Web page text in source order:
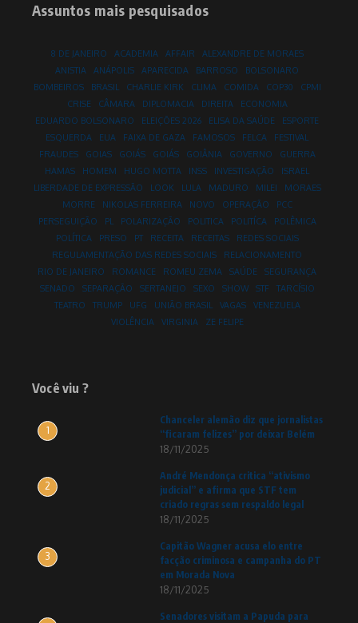
Assuntos mais pesquisados
8 DE JANEIRO ACADEMIA AFFAIR
ALEXANDRE DE MORAES
ANISTIA
ANÁPOLIS APARECIDA BARROSO
BOLSONARO
BOMBEIROS
BRASIL CHARLIE KIRK CLIMA COMIDA COP30
CPMI
CRISE
CÂMARA DIPLOMACIA DIREITA
ECONOMIA
EDUARDO BOLSONARO
ELEIÇÕES 2026 ELISA DA SAÚDE
ESPORTE
ESQUERDA
EUA FAIXA DE GAZA FAMOSOS FELCA
FESTIVAL
FRAUDES
GOIAS GOIÁS GOIÁS GOIÂNIA GOVERNO
GUERRA
HAMAS
HOMEM HUGO MOTTA INSS INVESTIGAÇÃO
ISRAEL
LIBERDADE DE EXPRESSÃO
LOOK LULA MADURO MILEI
MORAES
MORRE
NIKOLAS FERREIRA NOVO OPERAÇÃO
PCC
PERSEGUIÇÃO
PL POLARIZAÇÃO POLITICA POLITÍCA
POLÊMICA
POLÍTICA
PRESO PT RECEITA RECEITAS
REDES SOCIAIS
REGULAMENTAÇÃO DAS REDES SOCIAIS
RELACIONAMENTO
RIO DE JANEIRO
ROMANCE ROMEU ZEMA SAÚDE
SEGURANÇA
SENADO
SEPARAÇÃO SERTANEJO SEXO SHOW STF
TARCÍSIO
TEATRO
TRUMP UFG UNIÃO BRASIL VAGAS
VENEZUELA
VIOLÊNCIA
VIRGINIA ZE FELIPE
Você viu ?
1
Chanceler alemão diz que jornalistas
“ficaram felizes” por deixar Belém
18/11/2025
2
André Mendonça critica “ativismo
judicial” e afirma que STF tem
criado regras sem respaldo legal
18/11/2025
3
Capitão Wagner acusa elo entre
facção criminosa e campanha do PT
em Morada Nova
18/11/2025
Senadores visitam a Papuda para